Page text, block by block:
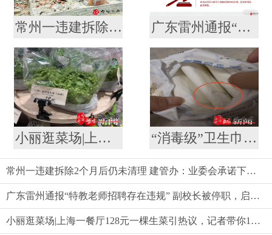
常州一违建拆除2个月后仍未清理 建管办：业委会承诺下周一前清理结束 广东雷州通报“特教老师招聘存在违规” 副校长被停职，启动问责程序
小丽逛菜场|上海一餐厅128元一棵生菜引热议，记者带你10元以内复刻同款沙拉 “消毒级”卫生巾疑现虫体虫卵！消费者质疑产品安全，厂家称需核验样品
常州一违建拆除2个月后仍未清理 建管办：业委会承诺下周一前清理结束
广东雷州通报“特教老师招聘存在违规” 副校长被停职，启动问责程序
小丽逛菜场|上海一餐厅128元一棵生菜引热议，记者带你10元以内复刻同款沙拉